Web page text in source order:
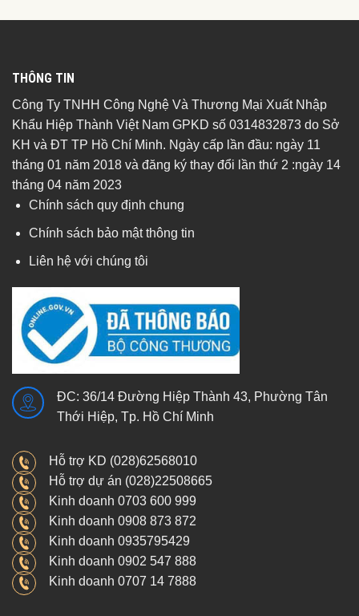
THÔNG TIN
Công Ty TNHH Công Nghệ Và Thương Mại Xuất Nhập
Khẩu Hiệp Thành Việt Nam GPKD số 0314832873 do Sở
KH và ĐT TP Hồ Chí Minh. Ngày cấp lần đầu: ngày 11
tháng 01 năm 2018 và đăng ký thay đổi lần thứ 2 :ngày 14
tháng 04 năm 2023
Chính sách quy định chung
Chính sách bảo mật thông tin
Liên hệ với chúng tôi
ĐC: 36/14 Đường Hiệp Thành 43, Phường Tân
Thới Hiệp, Tp. Hồ Chí Minh
Hỗ trợ KD (028)62568010
Hỗ trợ dự án (028)22508665
Kinh doanh 0703 600 999
Kinh doanh 0908 873 872
Kinh doanh 0935795429
Kinh doanh 0902 547 888
Kinh doanh 0707 14 7888